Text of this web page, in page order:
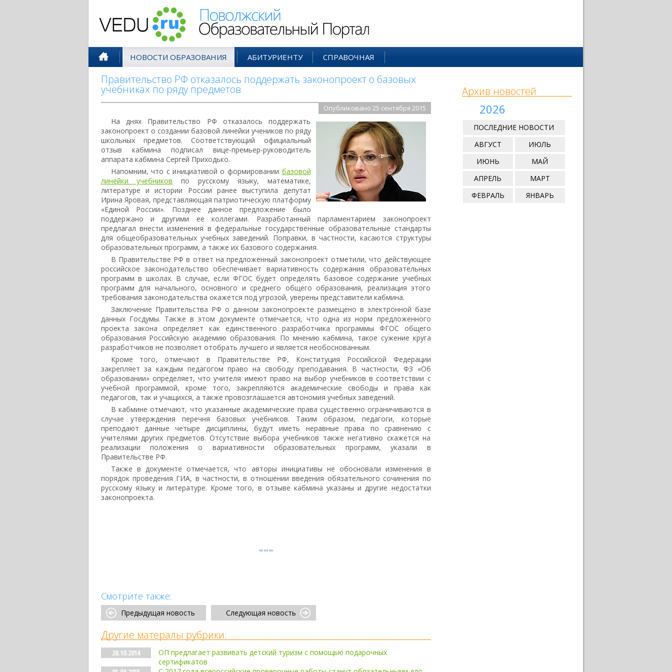
НОВОСТИ ОБРАЗОВАНИЯ АБИТУРИЕНТУ СПРАВОЧНАЯ
Правительство РФ отказалось поддержать законопроект о базовых
учебниках по ряду предметов
Опубликовано 25 сентября 2015
На днях Правительство РФ отказалось поддержать
законопроект о создании базовой линейки учеников по ряду
школьных предметов. Соответствующий официальный
отзыв кабмина подписал вице-премьер-руководитель
аппарата кабмина Сергей Приходько.
Напомним, что с инициативой о формировании базовой
линейки учебников по русскому языку, математике,
литературе и истории России ранее выступила депутат
Ирина Яровая, представляющая патриотическую платформу
«Единой России». Позднее данное предложение было
поддержано и другими ее коллегами. Разработанный парламентарием законопроект
предлагал внести изменения в федеральные государственные образовательные стандарты
для общеобразовательных учебных заведений. Поправки, в частности, касаются структуры
образовательных программ, а также их базового содержания.
В Правительстве РФ в ответ на предложенный законопроект отметили, что действующее
российское законодательство обеспечивает вариативность содержания образовательных
программ в школах. В случае, если ФГОС будет определять базовое содержание учебных
программ для начального, основного и среднего общего образования, реализация этого
требования законодательства окажется под угрозой, уверены представители кабмина.
Заключение Правительства РФ о данном законопроекте размещено в электронной базе
данных Госдумы. Также в этом документе отмечается, что одна из норм предложенного
проекта закона определяет как единственного разработчика программы ФГОС общего
образования Российскую академию образования. По мнению кабмина, такое сужение круга
разработчиков не позволяет отобрать лучшего и является необоснованным.
Кроме того, отмечают в Правительстве РФ, Конституция Российской Федерации
закрепляет за каждым педагогом право на свободу преподавания. В частности, ФЗ «Об
образовании» определяет, что учителя имеют право на выбор учебников в соответствии с
учебной программой, кроме того, закрепляются академические свободы и права как
педагогов, так и учащихся, а также провозглашается автономия учебных заведений.
В кабмине отмечают, что указанные академические права существенно ограничиваются в
случае утверждения перечня базовых учебников. Таким образом, педагоги, которые
преподают данные четыре дисциплины, будут иметь неравные права по сравнению с
учителями других предметов. Отсутствие выбора учебников также негативно скажется на
реализации положения о вариативности образовательных программ, указали в
Правительстве РФ.
Также в документе отмечается, что авторы инициативы не обосновали изменения в
порядок проведения ГИА, в частности, в отношении введения обязательного сочинения по
русскому языку и литературе. Кроме того, в отзыве кабмина указаны и другие недостатки
законопроекта.
Смотрите также:
Предыдущая новость Следующая новость
Другие матералы рубрики:
28.10.2014
ОП предлагает развивать детский туризм с помощью подарочных
сертификатов
Архив новостей
2026
ПОСЛЕДНИЕ НОВОСТИ
АВГУСТ
ИЮЛЬ
ИЮНЬ
МАЙ
АПРЕЛЬ
МАРТ
ФЕВРАЛЬ
ЯНВАРЬ